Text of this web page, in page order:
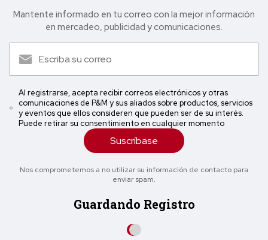
Mantente informado en tu correo con la mejor in formación
en mercadeo, publicidad y comunicaciones.
Al registrarse, acepta recibir correos electrónicos y otras
comunicaciones de P&M y sus aliados sobre productos, servicios
y eventos que ellos consideren que pueden ser de su interés.
Puede retirar su consentimiento en cualquier momento
Suscríbase
Nos comprometemos a no utilizar su información de contacto para
enviar spam.
Guardando Registro